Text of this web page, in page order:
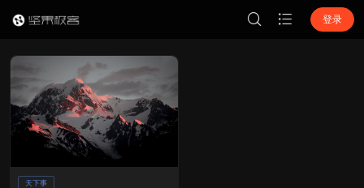
登录
天下事